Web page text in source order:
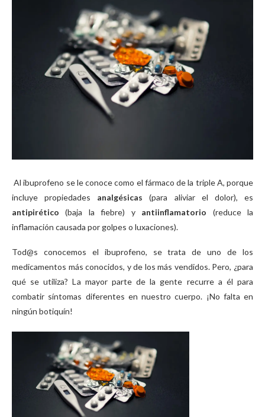
Al ibuprofeno se le conoce como el fármaco de la triple A, porque
incluye propiedades analgésicas (para aliviar el dolor), es
antipirético (baja la fiebre) y antiinflamatorio (reduce la
inflamación causada por golpes o luxaciones).
Tod@s conocemos el ibuprofeno, se trata de uno de los
medicamentos más conocidos, y de los más vendidos. Pero, ¿para
qué se utiliza? La mayor parte de la gente recurre a él para
combatir síntomas diferentes en nuestro cuerpo. ¡No falta en
ningún botiquín!